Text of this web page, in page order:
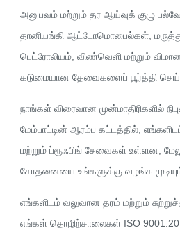
அனுபவம் மற்றும் தர ஆய்வுக் குழு
தானியங்கி ஆட்டோமொபைல்கள்,
பெட்ரோலியம், விண்வெளி மற்றும்
கடுமையான தேவைகளைப் பூர்த்தி செய்ய
நாங்கள் விரைவான முன்மாதிரிகளில்
மேம்பாட்டின் ஆரம்ப கட்டத்தில்,
மற்றும் ப்ரூஃபிங் சேவைகள் உள்ளன,
சோதனையை உங்களுக்கு வழங்க
எங்களிடம் வலுவான தரம் மற்றும்
எங்கள் தொழிற்சாலைகள் ISO